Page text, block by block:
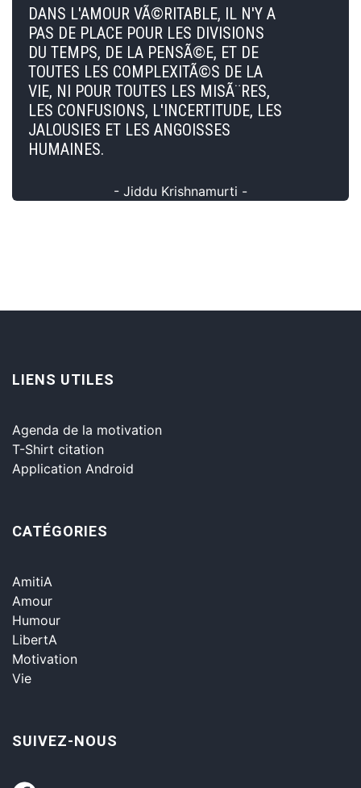
DANS L'AMOUR VÃ©RITABLE, IL N'Y A
PAS DE PLACE POUR LES DIVISIONS
DU TEMPS, DE LA PENSÃ©E, ET DE
TOUTES LES COMPLEXITÃ©S DE LA
VIE, NI POUR TOUTES LES MISÃ¨RES,
LES CONFUSIONS, L'INCERTITUDE, LES
JALOUSIES ET LES ANGOISSES
HUMAINES.
- Jiddu Krishnamurti -
LIENS UTILES
Agenda de la motivation
T-Shirt citation
Application Android
CATÉGORIES
AmitiA
Amour
Humour
LibertA
Motivation
Vie
SUIVEZ-NOUS